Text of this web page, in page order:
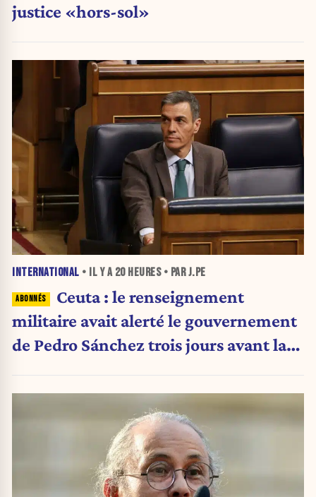
justice «hors-sol»
INTERNATIONAL • IL Y A 20 HEURES• PAR J.PE
Ceuta : le renseignement
militaire avait alerté le gouvernement
de Pedro Sánchez trois jours avant la